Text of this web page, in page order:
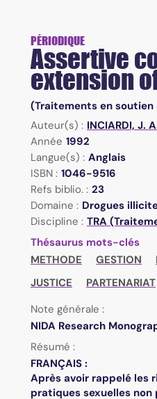
PÉRIODIQUE
Assertive
extension
(Traitements en
Auteur(s) : INCIARDI, J.
Année 1992
Langue(s) : Anglais
ISBN : 1046-9516
Refs biblio. : 23
Domaine : Drogues
Discipline : TRA
Thésaurus mots-clés
METHODE
GESTION
JUSTICE
PARTENARIAT
Note générale :
NIDA Research
Résumé :
FRANÇAIS :
Après avoir rappelé les
pratiques sexuelles